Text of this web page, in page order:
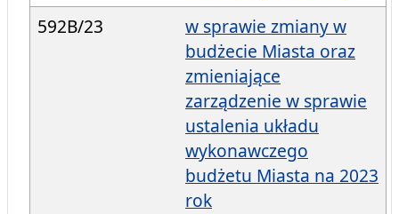
592B/23
w sprawie zmiany w
budżecie Miasta oraz
zmieniające
zarządzenie w sprawie
ustalenia układu
wykonawczego
budżetu Miasta na 2023
rok